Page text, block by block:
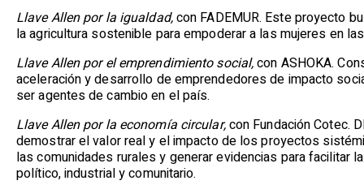
Llave Allen por la igualdad,con FADEMUR. Este proyecto
la agricultura sostenible para empoderar a las mujeres en
Llave Allen por el emprendimiento social,con ASHOKA.
aceleración y desarrollo de emprendedores de impacto
ser agentes de cambio en el país.
Llave Allen por la economía circular,con Fundación Cotec.
demostrar el valor real y el impacto de los proyectos
las comunidades rurales y generar evidencias para facilitar
político, industrial y comunitario.